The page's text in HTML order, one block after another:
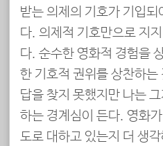
받는 의제의 기호가 기입되
다. 의제적 기호만으로 지
다. 순수한 영화적 경험을
한 기호적 권위를 상찬하
답을 찾지 못했지만 나는
하는 경계심이 든다. 영화
도로 대하고 있는지 더 생